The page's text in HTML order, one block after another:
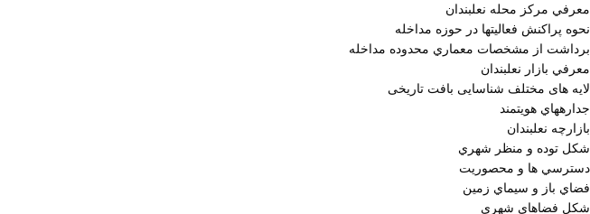
معرفي مركز محله نعلبندان
نحوه پراكنش فعاليتها در حوزه مداخله
برداشت از مشخصات معماري محدوده مداخله
معرفي بازار نعلبندان
لایه­ های مختلف شناسایی بافت تاریخی
جداره­هاي هويتمند
بازارچه نعلبندان
شكل توده و منظر شهري
دسترسي ها و محصوريت
فضاي باز و سيماي زمين
شكل فضاهاي شهري